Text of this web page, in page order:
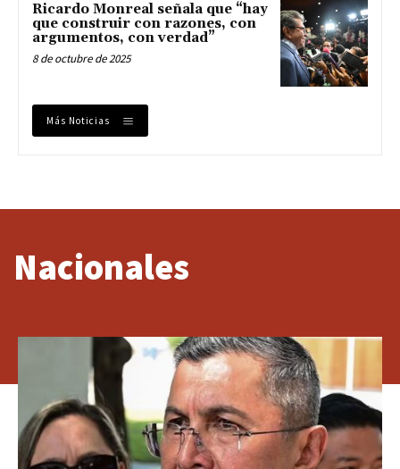
Ricardo Monreal señala que “hay
que construir con razones, con
argumentos, con verdad”
8 de octubre de 2025
Más Noticias
Nacionales